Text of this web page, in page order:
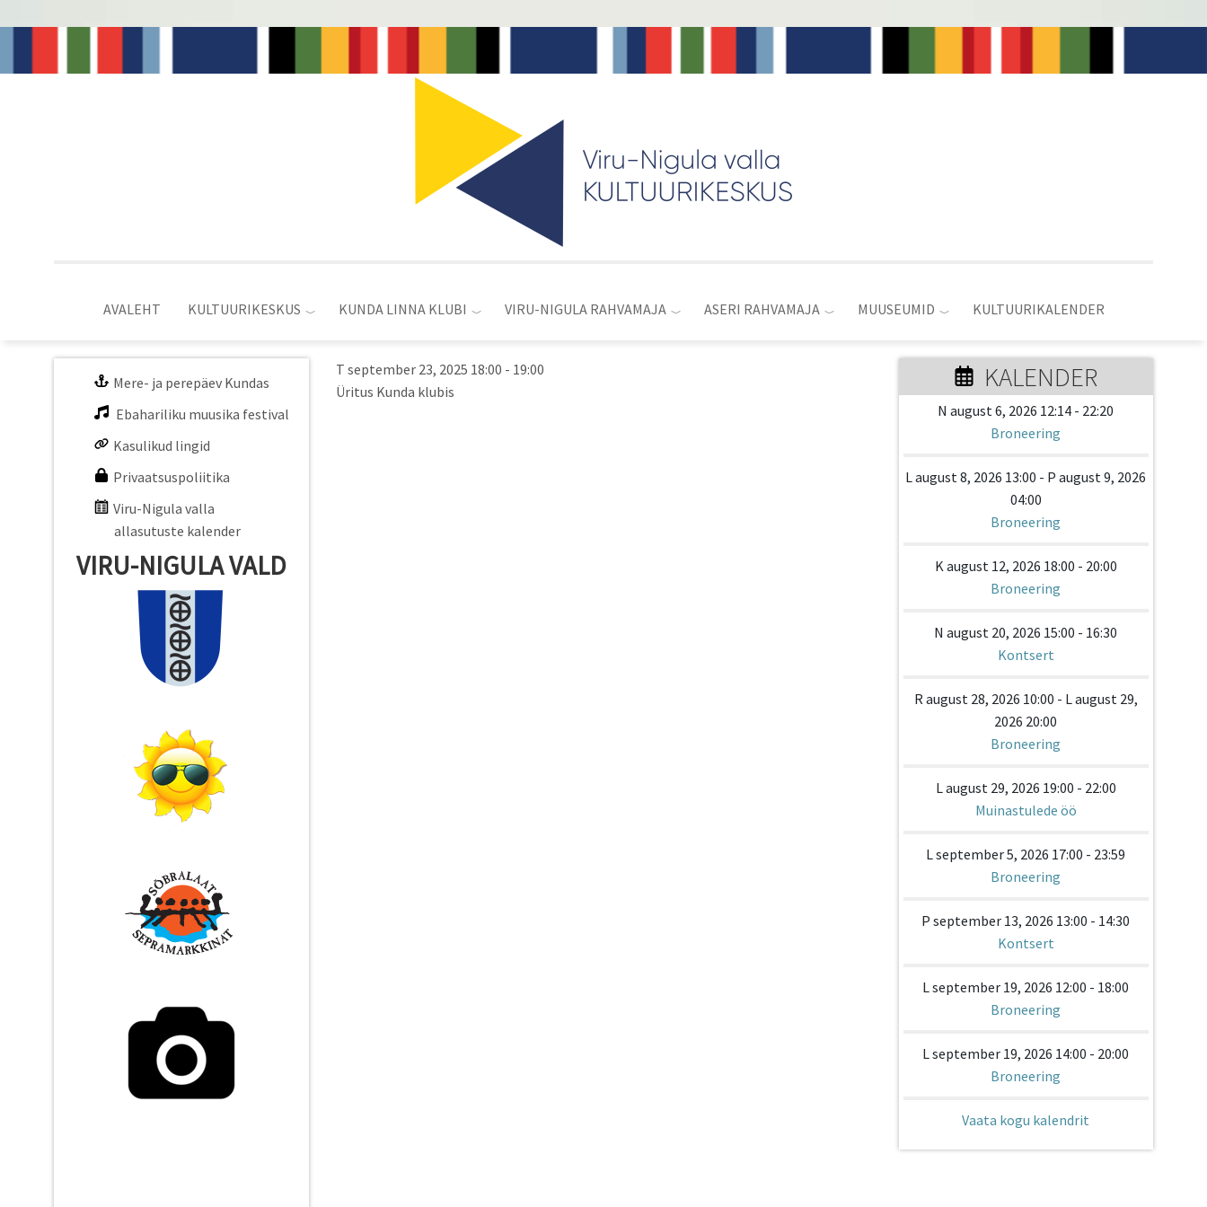
AVALEHT KULTUURIKESKUS KUNDA LINNA KLUBI VIRU-NIGULA RAHVAMAJA ASERI RAHVAMAJA MUUSEUMID KULTUURIKALENDER
Mere- ja perepäev Kundas
Ebahariliku muusika festival
Kasulikud lingid
Privaatsuspoliitika
Viru-Nigula valla
allasutuste kalender
VIRU-NIGULA VALD
T september 23, 2025 18:00 - 19:00
Üritus Kunda klubis
KALENDER
N august 6, 2026 12:14 - 22:20
Broneering
L august 8, 2026 13:00 - P august 9, 2026
04:00
Broneering
K august 12, 2026 18:00 - 20:00
Broneering
N august 20, 2026 15:00 - 16:30
Kontsert
R august 28, 2026 10:00 - L august 29,
2026 20:00
Broneering
L august 29, 2026 19:00 - 22:00
Muinastulede öö
L september 5, 2026 17:00 - 23:59
Broneering
P september 13, 2026 13:00 - 14:30
Kontsert
L september 19, 2026 12:00 - 18:00
Broneering
L september 19, 2026 14:00 - 20:00
Broneering
Vaata kogu kalendrit